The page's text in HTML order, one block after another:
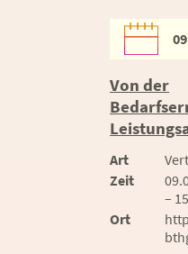
Von der
Art
Zeit
–
Ort